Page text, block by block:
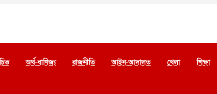
অর্থ-বাণিজ্য রাজনীতি আইন-আদালত খেলা শিক্ষা